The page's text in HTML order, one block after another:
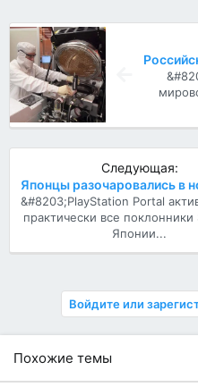
Следующая:
&#8203;PlayStation Portal
практически все поклонники
Японии...
Войдите или
Похожие темы